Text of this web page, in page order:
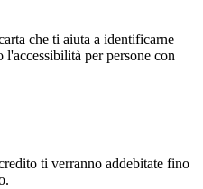
che ti aiuta a identificarne
per persone con
ti verranno addebitate fino